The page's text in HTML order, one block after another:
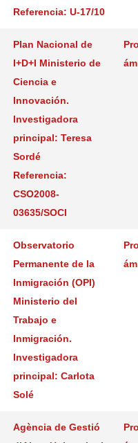
Referencia: U-17/10
Plan Nacional de
I+D+I Ministerio de
Ciencia e
Innovación.
Investigadora
principal: Teresa
Sordé
Referencia:
CSO2008-
03635/SOCI
Observatorio
Permanente de la
Inmigración (OPI)
Ministerio del
Trabajo e
Inmigración.
Investigadora
principal: Carlota
Solé
Agència de Gestió